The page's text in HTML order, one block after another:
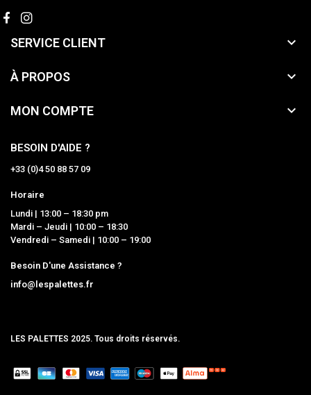
SERVICE CLIENT 
À PROPOS 
MON COMPTE 
BESOIN D'AIDE ?
+33 (0)4 50 88 57 09
Horaire
Lundi | 13:00 – 18:30 pm
Mardi – Jeudi | 10:00 – 18:30
Vendredi – Samedi | 10:00 – 19:00
Besoin D'une Assistance ?
info@lespalettes.fr
LES PALETTES 2025. Tous droits réservés.